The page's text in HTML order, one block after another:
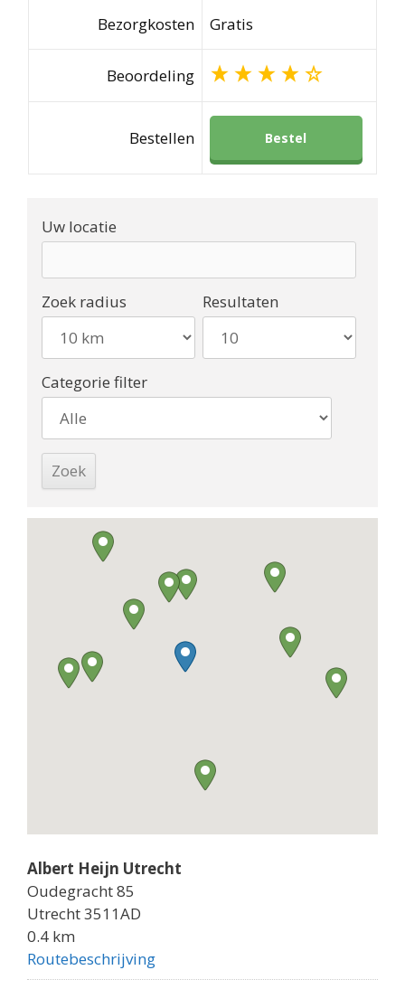
Bezorgkosten Gratis
Beoordeling
Bestellen Bestel
Uw locatie
Zoek radius Resultaten
Categorie filter
Albert Heijn Utrecht
Oudegracht 85
Utrecht 3511AD
0.4 km
Routebeschrijving